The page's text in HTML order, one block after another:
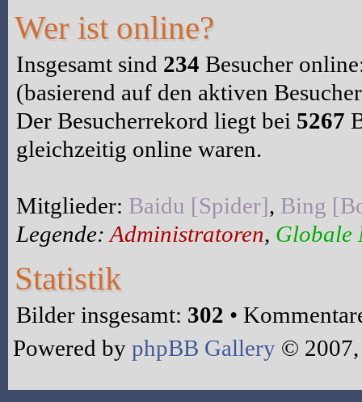
Wer ist online?
Insgesamt sind 234 Besucher
(basierend auf den aktiven
Der Besucherrekord liegt bei 5267
gleichzeitig online waren.
Mitglieder: Baidu [Spider], Bing
Legende: Administratoren, Globale
Statistik
Bilder insgesamt: 302 •
Powered by phpBB Gallery ©